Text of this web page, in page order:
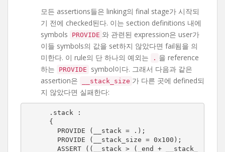
모든 assertions들은 linking의 final stage가 시작되
기 전에 checked된다. 이는 section definitions 내에
symbols
PROVIDE 와 관련된 expression은 user가
이들 symbols의 값을 set하지 않았다면 fail됨을 의
미한다. 이 rule의 단 하나의 예외는
. 을 reference
하는
PROVIDE
symbol이다. 그래서 다음과 같은
assertion은
__stack_size 가 다른 곳에 defined되
지 않았다면 실패한다: